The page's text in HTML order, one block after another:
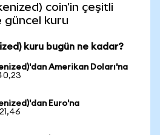
coin'in çeşitli
güncel kuru
kuru bugün ne kadar?
Amerikan Doları'na
Euro'na